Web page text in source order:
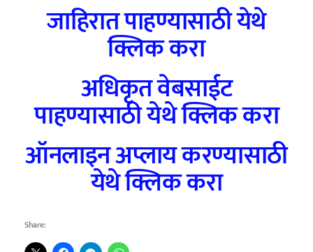
जाहिरात पाहण्यासाठी येथे
क्लिक करा
अधिकृत वेबसाईट
पाहण्यासाठी येथे क्लिक करा
ऑनलाइन अप्लाय करण्यासाठी
येथे क्लिक करा
Share: